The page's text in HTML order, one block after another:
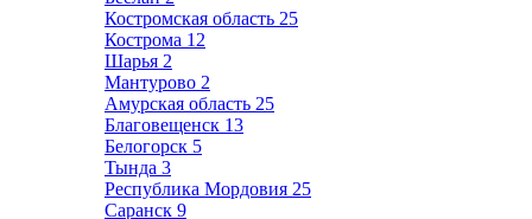
Костромская область 25
Кострома 12
Шарья 2
Мантурово 2
Амурская область 25
Благовещенск 13
Белогорск 5
Тында 3
Республика Мордовия 25
Саранск 9